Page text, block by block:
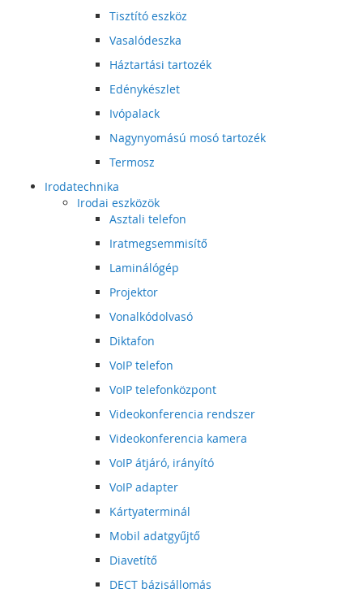
Tisztító eszköz
Vasalódeszka
Háztartási tartozék
Edénykészlet
Ivópalack
Nagynyomású mosó tartozék
Termosz
Irodatechnika
Irodai eszközök
Asztali telefon
Iratmegsemmisítő
Laminálógép
Projektor
Vonalkódolvasó
Diktafon
VoIP telefon
VoIP telefonközpont
Videokonferencia rendszer
Videokonferencia kamera
VoIP átjáró, irányító
VoIP adapter
Kártyaterminál
Mobil adatgyűjtő
Diavetítő
DECT bázisállomás